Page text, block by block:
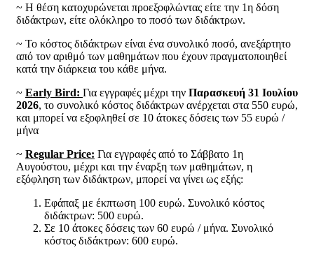
~ Η θέση κατοχυρώνεται προεξοφλώντας είτε την 1η δόση
διδάκτρων, είτε ολόκληρο το ποσό των διδάκτρων.
~ Το κόστος διδάκτρων είναι ένα συνολικό ποσό, ανεξάρτητο
από τον αριθμό των μαθημάτων που έχουν πραγματοποιηθεί
κατά την διάρκεια του κάθε μήνα.
~ Early Bird: Για εγγραφές μέχρι την Παρασκευή 31 Ιουλίου
2026, το συνολικό κόστος διδάκτρων ανέρχεται στα 550 ευρώ,
και μπορεί να εξοφληθεί σε 10 άτοκες δόσεις των 55 ευρώ /
μήνα
~ Regular Price: Για εγγραφές από το Σάββατο 1η
Αυγούστου, μέχρι και την έναρξη των μαθημάτων, η
εξόφληση των διδάκτρων, μπορεί να γίνει ως εξής:
Εφάπαξ με έκπτωση 100 ευρώ. Συνολικό κόστος
διδάκτρων: 500 ευρώ.
Σε 10 άτοκες δόσεις των 60 ευρώ / μήνα. Συνολικό
κόστος διδάκτρων: 600 ευρώ.